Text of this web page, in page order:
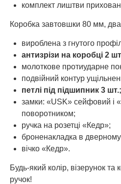
комплект лиштви
Коробка завтовшки 80 мм,
вироблена з гнутого
антизрізи на коробці 2
молоткове протиударне
подвійний контур
петлі під підшипник 3 шт.;
замки: «USK» сейфовий і
поворотником;
ручка на розетці «Кедр»;
броненакладка в дверному
вічко «Кедр».
Будь-який колір, візерунок та
ручок!